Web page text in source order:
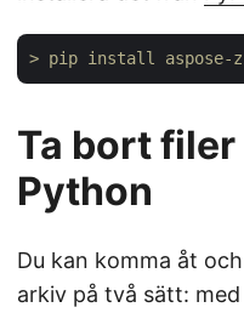
> pip install aspose-
Ta bort
Python
Du kan komma åt
arkiv på två sätt: